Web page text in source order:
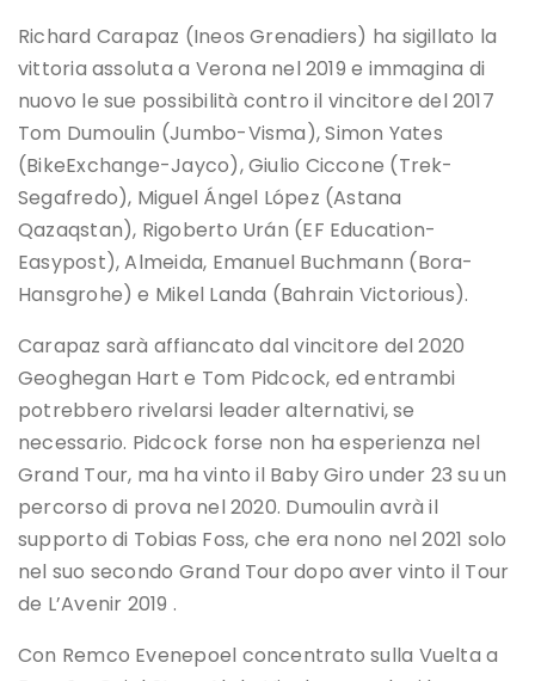
Richard Carapaz (Ineos Grenadiers) ha sigillato la
vittoria assoluta a Verona nel 2019 e immagina di
nuovo le sue possibilità contro il vincitore del 2017
Tom Dumoulin (Jumbo-Visma), Simon Yates
(BikeExchange-Jayco), Giulio Ciccone (Trek-
Segafredo), Miguel Ángel López (Astana
Qazaqstan), Rigoberto Urán (EF Education-
Easypost), Almeida, Emanuel Buchmann (Bora-
Hansgrohe) e Mikel Landa (Bahrain Victorious).
Carapaz sarà affiancato dal vincitore del 2020
Geoghegan Hart e Tom Pidcock, ed entrambi
potrebbero rivelarsi leader alternativi, se
necessario. Pidcock forse non ha esperienza nel
Grand Tour, ma ha vinto il Baby Giro under 23 su un
percorso di prova nel 2020. Dumoulin avrà il
supporto di Tobias Foss, che era nono nel 2021 solo
nel suo secondo Grand Tour dopo aver vinto il Tour
de L’Avenir 2019 .
Con Remco Evenepoel concentrato sulla Vuelta a